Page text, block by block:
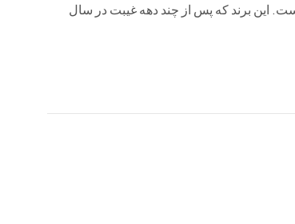
این برند که پس از چند دهه غیبت در سال